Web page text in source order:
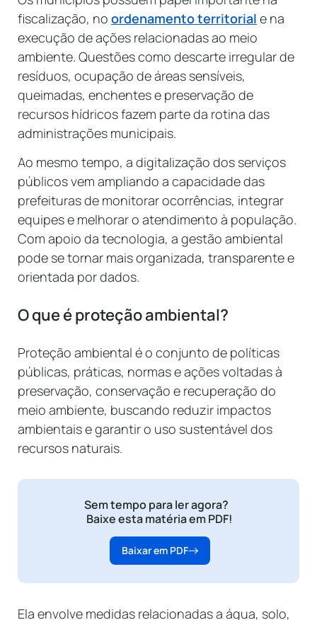
fiscalização, no ordenamento territorial e na
execução de ações relacionadas ao meio
ambiente. Questões como descarte irregular de
resíduos, ocupação de áreas sensíveis,
queimadas, enchentes e preservação de
recursos hídricos fazem parte da rotina das
administrações municipais.
Ao mesmo tempo, a digitalização dos serviços
públicos vem ampliando a capacidade das
prefeituras de monitorar ocorrências, integrar
equipes e melhorar o atendimento à população.
Com apoio da tecnologia, a gestão ambiental
pode se tornar mais organizada, transparente e
orientada por dados.
O que é proteção ambiental?
Proteção ambiental é o conjunto de políticas
públicas, práticas, normas e ações voltadas à
preservação, conservação e recuperação do
meio ambiente, buscando reduzir impactos
ambientais e garantir o uso sustentável dos
recursos naturais.
Sem tempo para ler agora?
Baixe esta matéria em PDF!
Baixar em PDF
Ela envolve medidas relacionadas a água, solo,